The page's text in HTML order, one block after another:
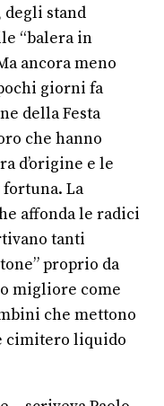
stand
“balera in
ancora meno
giorni fa
della Festa
che hanno
d’origine e le
La
affonda le radici
tanti
proprio da
migliore come
che mettono
cimitero liquido